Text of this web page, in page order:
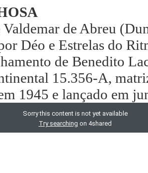
Valdemar de Abreu
Déo e Estrelas do
de Benedito
15.356-A,
1945 e lançado em